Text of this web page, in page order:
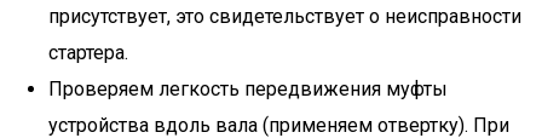
присутствует, это свидетельствует о неисправности
стартера.
Проверяем легкость передвижения муфты
устройства вдоль вала (применяем отвертку). При